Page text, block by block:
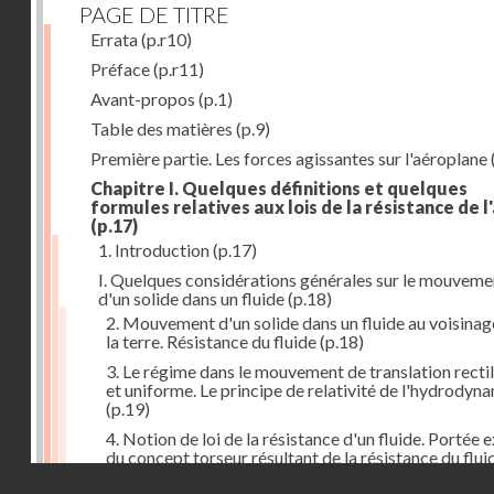
PAGE DE TITRE
Errata(p.r10)
Préface(p.r11)
Avant-propos (p.1)
Table des matières (p.9)
Première partie. Les forces agissantes sur l'aéroplane
Chapitre I. Quelques définitions et quelques
formules relatives aux lois de la résistance de
(p.17)
1. Introduction(p.17)
I. Quelques considérations générales sur le
d'un solide dans un fluide(p.18)
2. Mouvement d'un solide dans un fluide au
la terre. Résistance du fluide(p.18)
3. Le régime dans le mouvement de translation
et uniforme. Le principe de relativité de
(p.19)
4. Notion de loi de la résistance d'un fluide. Portée
du concept torseur résultant de la résistance du